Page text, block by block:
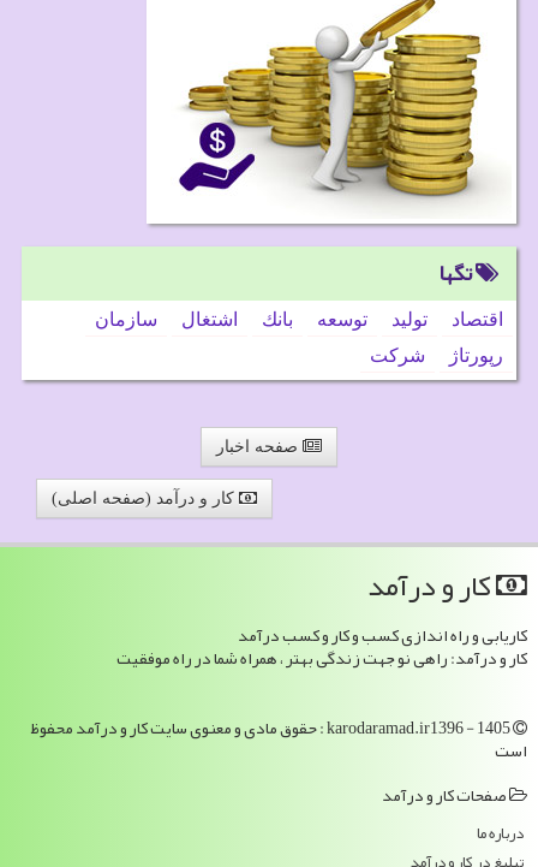
تگها
اقتصاد تولید توسعه بانك اشتغال
سازمان
رپورتاژ
شركت
صفحه اخبار
کار و درآمد (صفحه اصلی)
كار و درآمد
کاریابی و راه اندازی کسب و کار و کسب درآمد
کار و درآمد: راهی نو جهت زندگی بهتر ، همراه شما در راه موفقیت
karodaramad.ir1396 - 1405 : حقوق مادی و معنوی سایت كار و درآمد محفوظ
است
صفحات كار و درآمد
درباره ما